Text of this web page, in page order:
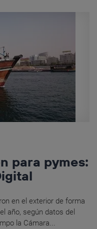
para pymes:
en el exterior de forma
año, según datos del
la Cámara...